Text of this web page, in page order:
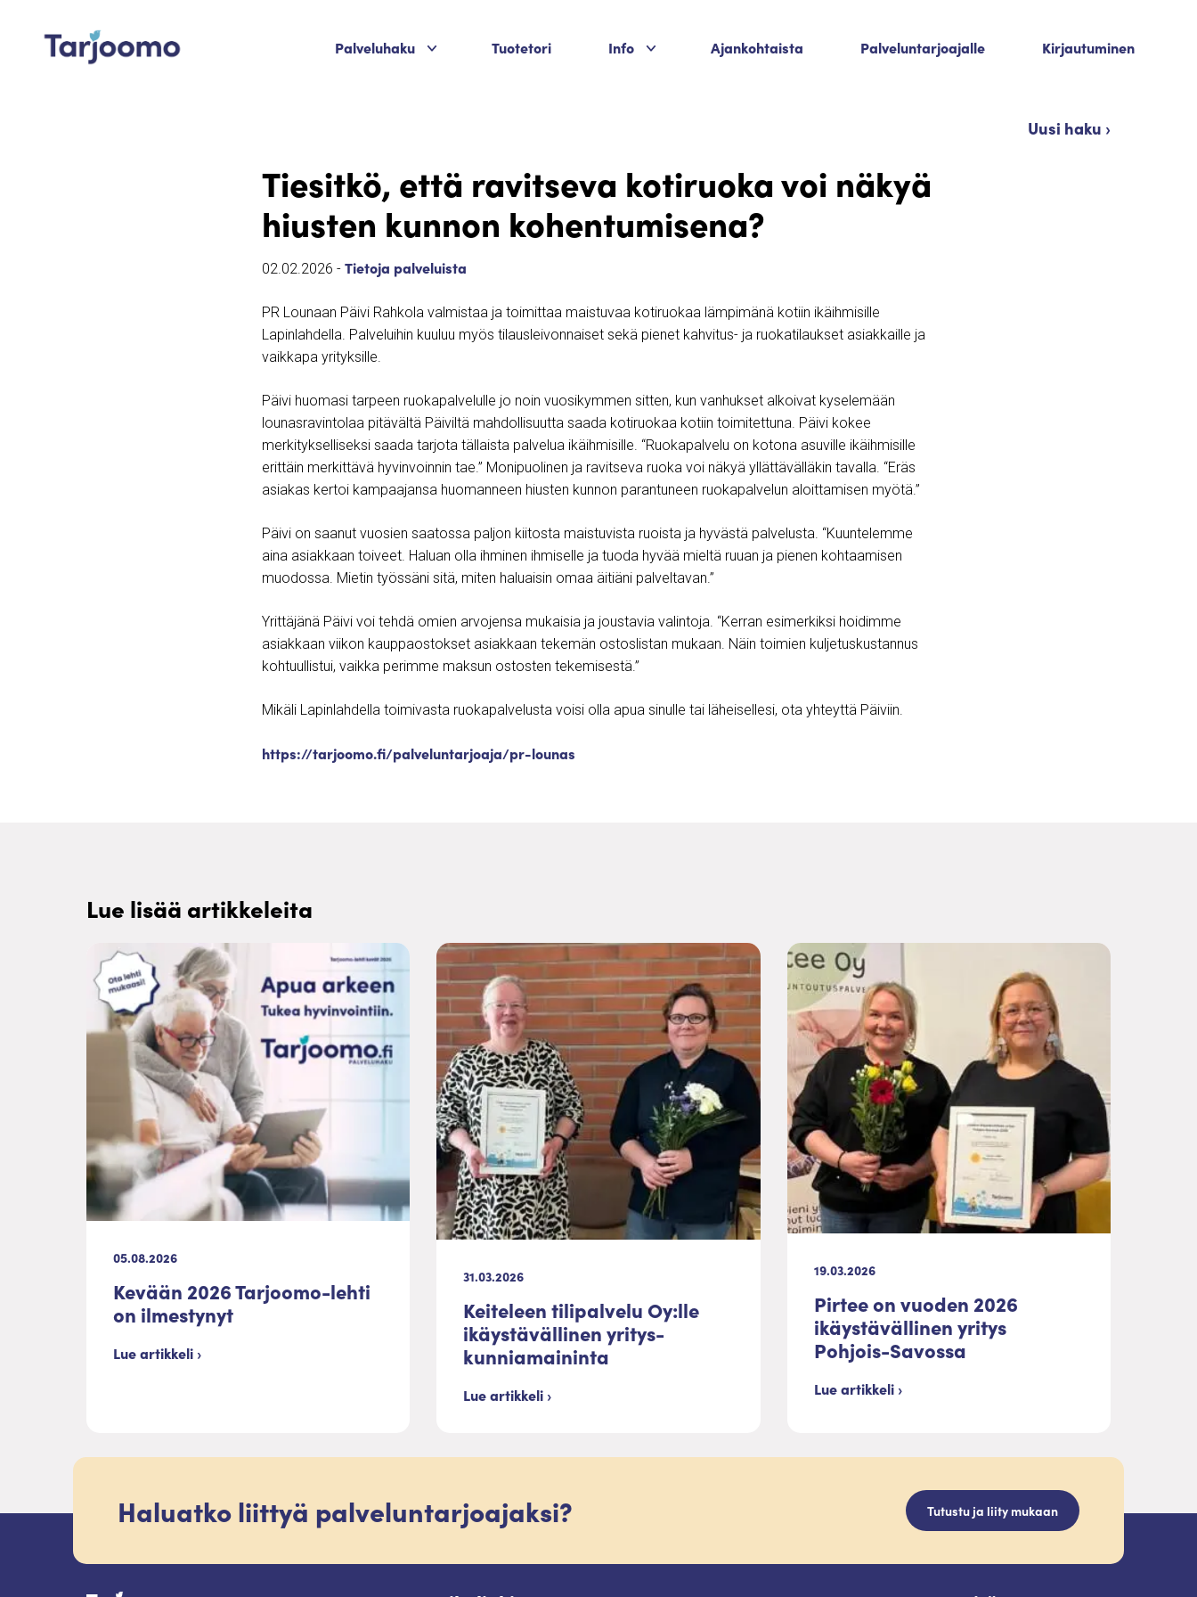
Palveluhaku Palvelukategoriat
Tuotetori Info Palvelukategoriat
Ajankohtaista Palveluntarjoajalle Kirjautuminen
Uusi haku ›
Tiesitkö, että ravitseva kotiruoka voi näkyä
hiusten kunnon kohentumisena?
02.02.2026 - Tietoja palveluista
PR Lounaan Päivi Rahkola valmistaa ja toimittaa maistuvaa kotiruokaa lämpimänä kotiin ikäihmisille
Lapinlahdella. Palveluihin kuuluu myös tilausleivonnaiset sekä pienet kahvitus- ja ruokatilaukset asiakkaille ja
vaikkapa yrityksille.
Päivi huomasi tarpeen ruokapalvelulle jo noin vuosikymmen sitten, kun vanhukset alkoivat kyselemään
lounasravintolaa pitävältä Päiviltä mahdollisuutta saada kotiruokaa kotiin toimitettuna. Päivi kokee
merkitykselliseksi saada tarjota tällaista palvelua ikäihmisille. “Ruokapalvelu on kotona asuville ikäihmisille
erittäin merkittävä hyvinvoinnin tae.” Monipuolinen ja ravitseva ruoka voi näkyä yllättävälläkin tavalla. “Eräs
asiakas kertoi kampaajansa huomanneen hiusten kunnon parantuneen ruokapalvelun aloittamisen myötä.”
Päivi on saanut vuosien saatossa paljon kiitosta maistuvista ruoista ja hyvästä palvelusta. “Kuuntelemme
aina asiakkaan toiveet. Haluan olla ihminen ihmiselle ja tuoda hyvää mieltä ruuan ja pienen kohtaamisen
muodossa. Mietin työssäni sitä, miten haluaisin omaa äitiäni palveltavan.”
Yrittäjänä Päivi voi tehdä omien arvojensa mukaisia ja joustavia valintoja. “Kerran esimerkiksi hoidimme
asiakkaan viikon kauppaostokset asiakkaan tekemän ostoslistan mukaan. Näin toimien kuljetuskustannus
kohtuullistui, vaikka perimme maksun ostosten tekemisestä.”
Mikäli Lapinlahdella toimivasta ruokapalvelusta voisi olla apua sinulle tai läheisellesi, ota yhteyttä Päiviin.
https://tarjoomo.fi/palveluntarjoaja/pr-lounas
Lue lisää artikkeleita
05.08.2026
Kevään 2026 Tarjoomo-lehti
on ilmestynyt
Lue artikkeli ›
31.03.2026
Keiteleen tilipalvelu Oy:lle
ikäystävällinen yritys-
kunniamaininta
Lue artikkeli ›
19.03.2026
Pirtee on vuoden 2026
ikäystävällinen yritys
Pohjois-Savossa
Lue artikkeli ›
Haluatko liittyä palveluntarjoajaksi? Tutustu ja liity mukaan